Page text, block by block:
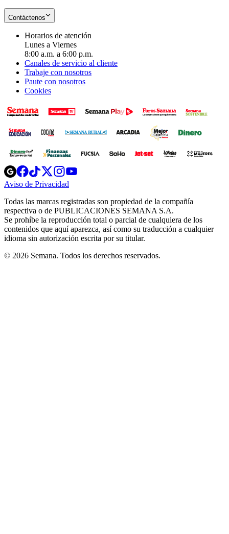
Contáctenos
Horarios de atención
Lunes a Viernes
8:00 a.m. a 6:00 p.m.
Canales de servicio al cliente
Trabaje con nosotros
Paute con nosotros
Cookies
Opens
in
new
Opens
in
new
Opens
in
new
window
Opens
new
windowwindow
Aviso de Privacidad
new
window
Todas las marcas registradas son propiedad de la compañía
respectiva o de PUBLICACIONES SEMANA S.A.
Se prohíbe la reproducción total o parcial de cualquiera de los
contenidos que aquí aparezca, así como su traducción a cualquier
idioma sin autorización escrita por su titular.
© 2026 Semana. Todos los derechos reservados.